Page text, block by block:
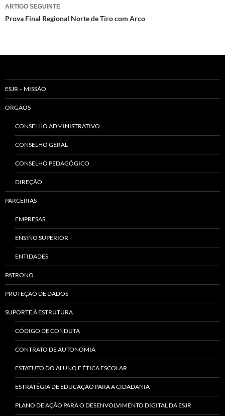
ARTIGO SEGUINTE
Prova Final Regional Norte de Tiro com Arco
ESJR – MISSÃO
ORGÃOS
CONSELHO ADMINISTRATIVO
CONSELHO GERAL
CONSELHO PEDAGÓGICO
DIREÇÃO
PARCERIAS
EMPRESAS
ENSINO SUPERIOR
ENTIDADES
PATRONO
PROTEÇÃO DE DADOS
SUPORTE À ESTRUTURA
CÓDIGO DE CONDUTA
CONTRATO DE AUTONOMIA
ESTATUTO DO ALUNO E ÉTICA ESCOLAR
ESTRATÉGIA DE EDUCAÇÃO PARA A CIDADANIA
PLANO DE AÇÃO PARA O DESENVOLVIMENTO DIGITAL DA ESJR